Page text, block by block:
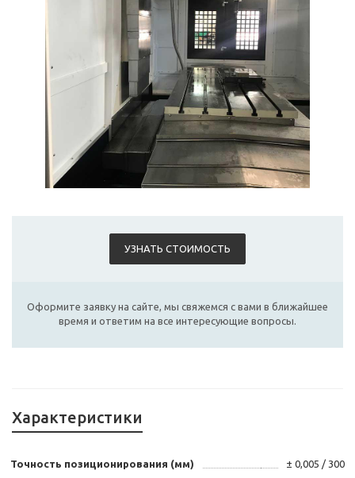
УЗНАТЬ СТОИМОСТЬ
Оформите заявку на сайте, мы свяжемся с вами в ближайшее
время и ответим на все интересующие вопросы.
Характеристики
Точность позиционирования (мм) ± 0,005 / 300